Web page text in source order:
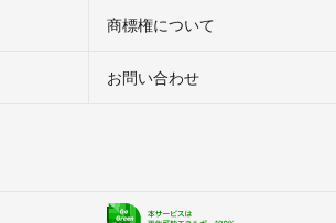
商標権について
お問い合わせ